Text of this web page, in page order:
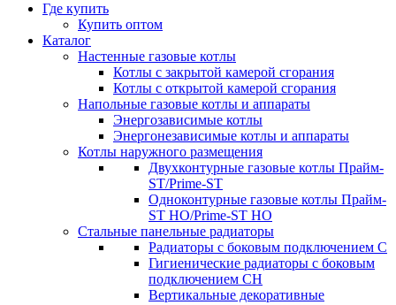
Где купить
Купить оптом
Каталог
Настенные газовые котлы
Котлы с закрытой камерой сгорания
Котлы с открытой камерой сгорания
Напольные газовые котлы и аппараты
Энергозависимые котлы
Энергонезависимые котлы и аппараты
Котлы наружного размещения
Двухконтурные газовые котлы Прайм-
ST/Prime-ST
Одноконтурные газовые котлы Прайм-
ST HO/Prime-ST HO
Стальные панельные радиаторы
Радиаторы c боковым подключением C
Гигиенические радиаторы c боковым
подключением CH
Вертикальные декоративные